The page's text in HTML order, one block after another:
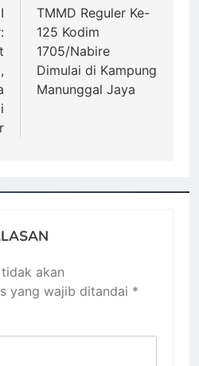
TMMD Reguler Ke-
125 Kodim
1705/Nabire
Dimulai di Kampung
Manunggal Jaya
akan
yang wajib ditandai *